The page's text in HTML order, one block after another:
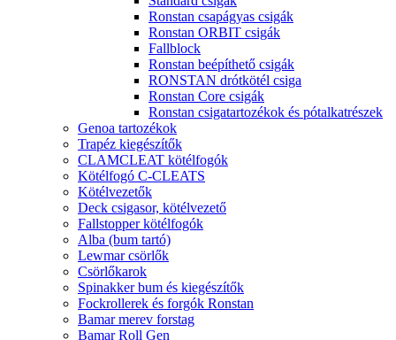
Ronstan csapágyas csigák
Ronstan ORBIT csigák
Fallblock
Ronstan beépíthető csigák
RONSTAN drótkötél csiga
Ronstan Core csigák
Ronstan csigatartozékok és pótalkatrészek
Genoa tartozékok
Trapéz kiegészítők
CLAMCLEAT kötélfogók
Kötélfogó C-CLEATS
Kötélvezetők
Deck csigasor, kötélvezető
Fallstopper kötélfogók
Alba (bum tartó)
Lewmar csörlők
Csörlőkarok
Spinakker bum és kiegészítők
Fockrollerek és forgók Ronstan
Bamar merev forstag
Bamar Roll Gen